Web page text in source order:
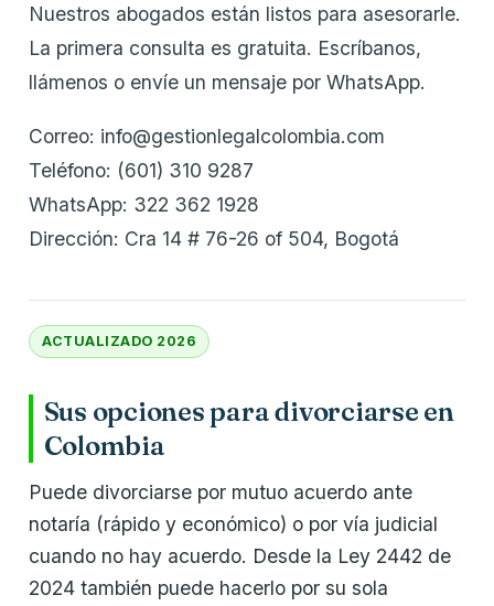
Nuestros abogados están listos para asesorarle.
La primera consulta es gratuita. Escríbanos,
llámenos o envíe un mensaje por WhatsApp.
Correo: info@gestionlegalcolombia.com
Teléfono: (601) 310 9287
WhatsApp: 322 362 1928
Dirección: Cra 14 # 76-26 of 504, Bogotá
ACTUALIZADO 2026
Sus opciones para divorciarse en
Colombia
Puede divorciarse por mutuo acuerdo ante
notaría (rápido y económico) o por vía judicial
cuando no hay acuerdo. Desde la Ley 2442 de
2024 también puede hacerlo por su sola